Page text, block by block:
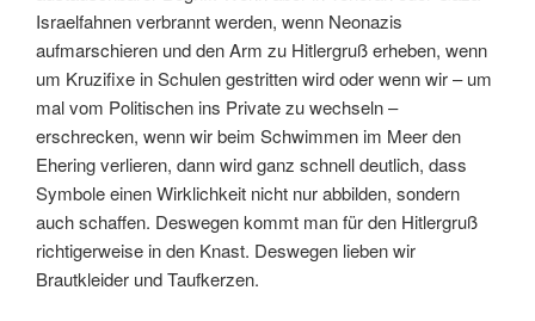
Israelfahnen verbrannt werden, wenn Neonazis
aufmarschieren und den Arm zu Hitlergruß erheben, wenn
um Kruzifixe in Schulen gestritten wird oder wenn wir – um
mal vom Politischen ins Private zu wechseln –
erschrecken, wenn wir beim Schwimmen im Meer den
Ehering verlieren, dann wird ganz schnell deutlich, dass
Symbole einen Wirklichkeit nicht nur abbilden, sondern
auch schaffen. Deswegen kommt man für den Hitlergruß
richtigerweise in den Knast. Deswegen lieben wir
Brautkleider und Taufkerzen.